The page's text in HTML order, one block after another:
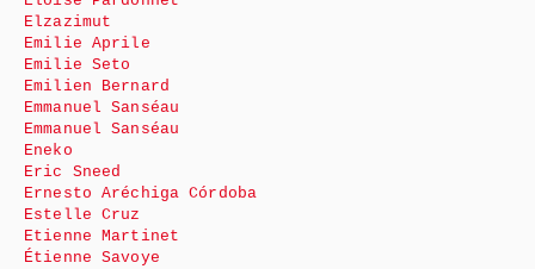
Elzazimut
Emilie Aprile
Emilie Seto
Emilien Bernard
Emmanuel Sanséau
Emmanuel Sanséau
Eneko
Eric Sneed
Ernesto Aréchiga Córdoba
Estelle Cruz
Etienne Martinet
Étienne Savoye